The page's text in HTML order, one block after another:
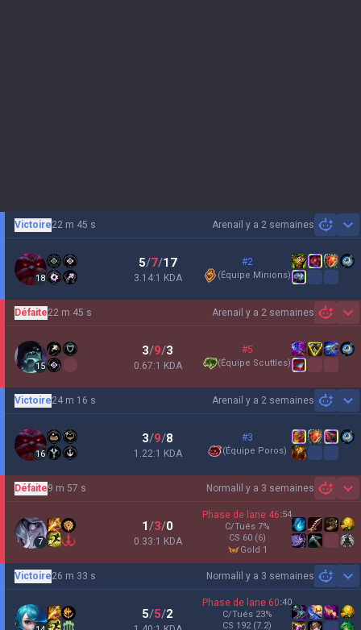
Arenail y a 2 semaines
Victoire22 m 45 s
18
5/7/17
3.14:1 KDA
#2
(Équipe Minions)
Arenail y a 2 semaines
Défaite22 m 45 s
15
3/9/3
0.67:1 KDA
#5
(Équipe Scuttles)
Arenail y a 2 semaines
Victoire24 m 16 s
16
3/9/8
1.22:1 KDA
#3
(Équipe Poros)
Normal il y a 3 semaines
Défaite9 m 57 s
7
1/3/0
0.33:1 KDA
Phase de lane 46:54
C/Tués 7%
CS 60 (6)
gold 1
Normal il y a 3 semaines
Victoire26 m 33 s
5/5/2
Phase de lane 60:40
C/Tués 23%
CS 192 (7.2)